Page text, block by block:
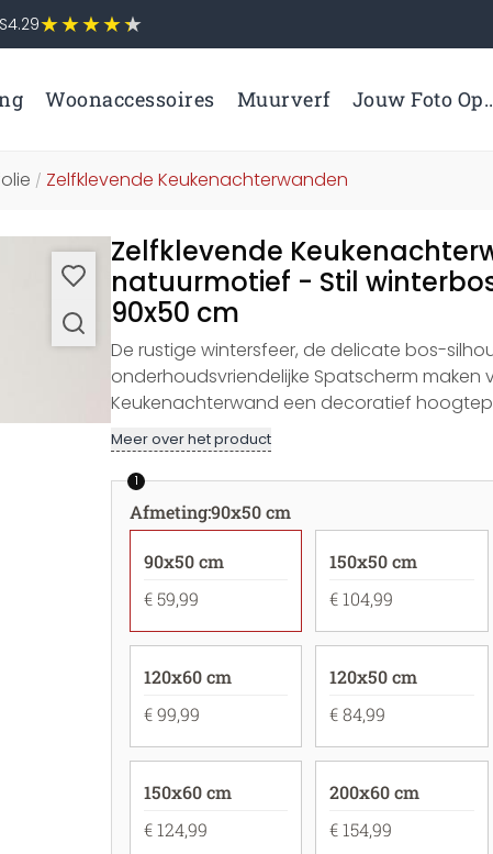
4.29
Woonaccessoires Muurverf Jouw Foto
/ Zelfklevende Keukenachterwanden
Zelfklevende
natuurmotief - Stil
90x50 cm
De rustige wintersfeer, de delicate bos-
onderhoudsvriendelijke Spatscherm maken
Keukenachterwand een decoratief
Meer over het product
1
Afmeting:90x50 cm
90x50 cm
€ 59,99
150x50 cm
€ 104,99
120x60 cm
€ 99,99
120x50 cm
€ 84,99
150x60 cm
€ 124,99
200x60 cm
€ 154,99